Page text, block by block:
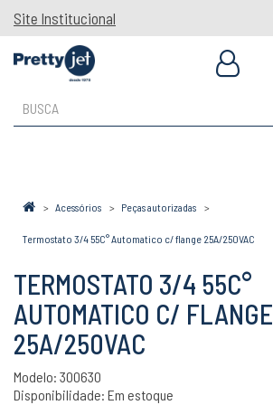
Site Institucional
Acessórios Peças autorizadas
Termostato 3/4 55C° Automatico c/ flange 25A/250VAC
TERMOSTATO 3/4 55C°
AUTOMATICO C/ FLANGE
25A/250VAC
Modelo: 300630
Disponibilidade: Em estoque